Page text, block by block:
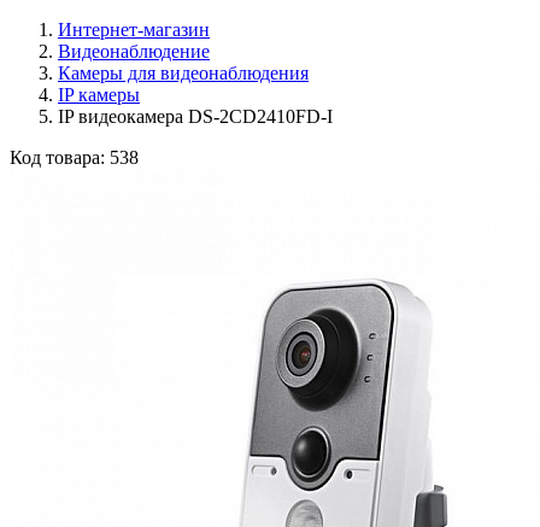
Интернет-магазин
Видеонаблюдение
Камеры для видеонаблюдения
IP камеры
IP видеокамера DS-2CD2410FD-I
Код товара: 538